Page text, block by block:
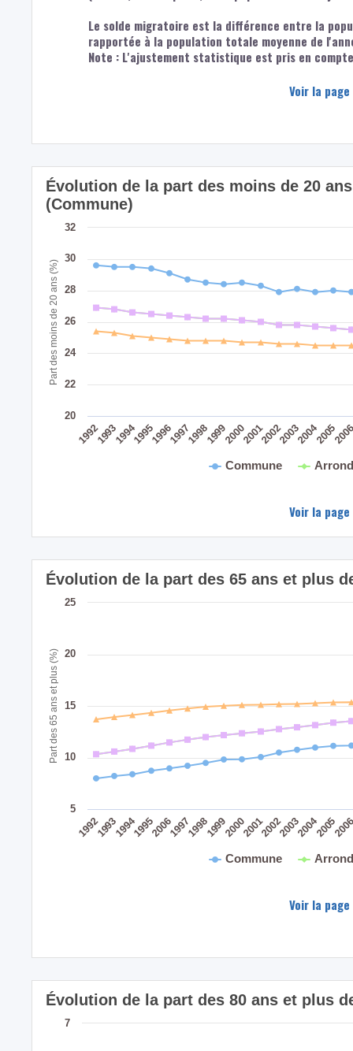
Le solde migratoire est la différence entre la
rapportée à la population totale moyenne de
Note : L'ajustement statistique est pris en
Voir la
Part des moins de 20 ans (%)
Évolution de la part des moins de 20
(Commune)
Commune
19921993199419951996199719981999200020012002200320042005
20
22
24
26
28
30
32
Voir la
Part des 65 ans et plus (%)
Évolution de la part des 65 ans et plus
Commune
19921993199419952006199719981999200020012002200320042005
5
10
15
20
25
Voir la
Évolution de la part des 80 ans et plus
7